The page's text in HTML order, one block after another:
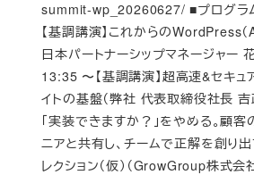
summit-wp_20260627/ ■プログラ
【基調講演】これからのWordPress
日本パートナーシップマネージャー
13:35 〜【基調講演】超高速&セキ
イトの基盤（弊社 代表取締役社長
「実装できますか？」をやめる。顧客
ニアと共有し、チームで正解を創り
レクション（仮）（GrowGroup株式会